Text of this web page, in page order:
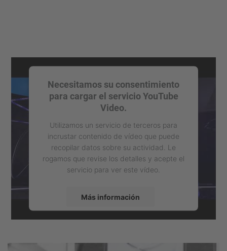
Necesitamos su consentimiento
para cargar el servicio YouTube
Video.
Utilizamos un servicio de terceros para
incrustar contenido de vídeo que puede
recopilar datos sobre su actividad. Le
rogamos que revise los detalles y acepte el
servicio para ver este vídeo.
Más información
powered byUsercentrics Consent